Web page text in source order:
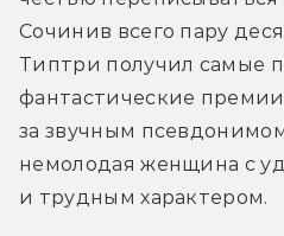
Сочинив всего пару
Типтри получил самые
фантастические
за звучным
немолодая женщина с
и трудным характером.